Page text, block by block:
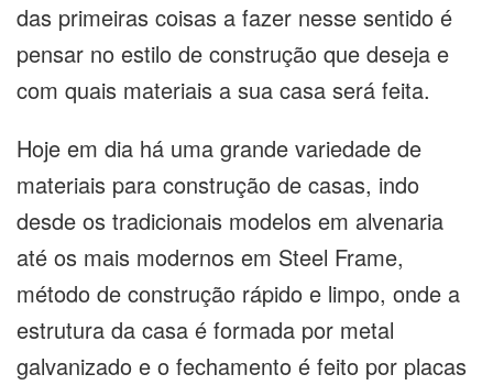
das primeiras coisas a fazer nesse sentido é
pensar no estilo de construção que deseja e
com quais materiais a sua casa será feita.
Hoje em dia há uma grande variedade de
materiais para construção de casas, indo
desde os tradicionais modelos em alvenaria
até os mais modernos em Steel Frame,
método de construção rápido e limpo, onde a
estrutura da casa é formada por metal
galvanizado e o fechamento é feito por placas